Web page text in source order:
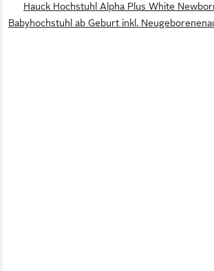
Hauck Hochstuhl Alpha Plus White
Babyhochstuhl ab Geburt inkl.